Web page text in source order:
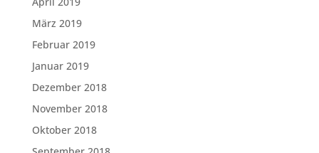
März 2019
Februar 2019
Januar 2019
Dezember 2018
November 2018
Oktober 2018